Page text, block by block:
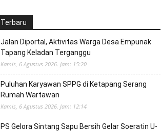
Terbaru
Jalan Diportal, Aktivitas Warga Desa Empunak
Tapang Keladan Terganggu
Kamis, 6 Agustus 2026. Jam: 15:20
Puluhan Karyawan SPPG di Ketapang Serang
Rumah Wartawan
Kamis, 6 Agustus 2026. Jam: 12:14
PS Gelora Sintang Sapu Bersih Gelar Soeratin U-